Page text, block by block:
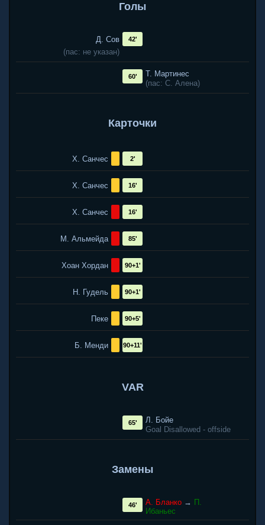
Голы
Д. Сов
(пас: не указан)
42'
Т. Мартинес
(пас: С. Алена)
60'
Карточки
Х. Санчес 2'
Х. Санчес 16'
Х. Санчес 16'
М. Альмейда 85'
Хоан Хордан 90+1'
Н. Гудель 90+1'
Пеке 90+5'
Б. Менди 90+11'
VAR
Л. Бойе
Goal Disallowed - offside
65'
Замены
А. Бланко → П.
Ибаньес
46'